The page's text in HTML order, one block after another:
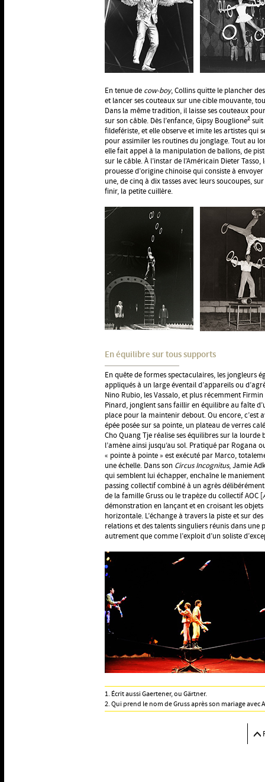
En tenue de cow-boy, Collins quitte le plancher
et lancer ses couteaux sur une cible mouvante,
Dans la même tradition, il laisse ses couteaux
sur son câble. Dès l’enfance, Gipsy Bouglione2 suit
fildefériste, et elle observe et imite les artistes qui
pour assimiler les routines du jonglage. Tout au
elle fait appel à la manipulation de ballons, de
sur le câble. À l’instar de l’Américain Dieter
prouesse d’origine chinoise qui consiste à
une, de cinq à dix tasses avec leurs soucoupes,
finir, la petite cuillère.
En équilibre sur tous supports
En quête de formes spectaculaires, les jongleurs
appliqués à un large éventail d’appareils ou
Nino Rubio, les Vassalo, et plus récemment
Pinard, jonglent sans faillir en équilibre au faîte
place pour la maintenir debout. Ou encore, c’est
épée posée sur sa pointe, un plateau de verres
Cho Quang Tje réalise ses équilibres sur la
l’amène ainsi jusqu‘au sol. Pratiqué par Rogana
« pointe à pointe » est exécuté par Marco,
une échelle. Dans son Circus Incognitus, Jamie
qui semblent lui échapper, enchaîne le
passing collectif combiné à un agrès
de la famille Gruss ou le trapèze du collectif AOC [
démonstration en lançant et en croisant les
horizontale. L’échange à travers la piste et sur
relations et des talents singuliers réunis dans
autrement que comme l’exploit d’un soliste
1. Écrit aussi Gaertener, ou Gärtner.
2. Qui prend le nom de Gruss après son mariage avec